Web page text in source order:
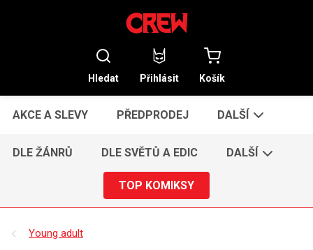
Hledat Přihlásit Košík
AKCE A SLEVY PŘEDPRODEJ DALŠÍ
DLE ŽÁNRŮ DLE SVĚTŮ A EDIC DALŠÍ
TOP KOMIKSY
Young adult